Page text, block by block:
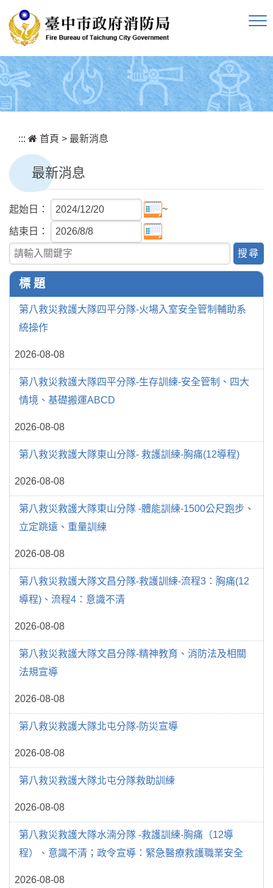
::: 首頁 > 最新消息
最新消息
起始日： ~
結束日：
關鍵字查詢
標 題
第八救災救護大隊四平分隊-火場入室安全管制輔助系
統操作
2026-08-08
第八救災救護大隊四平分隊-生存訓練-安全管制、四大
情境、基礎搬運ABCD
2026-08-08
第八救災救護大隊東山分隊- 救護訓練-胸痛(12導程)
2026-08-08
第八救災救護大隊東山分隊 -體能訓練-1500公尺跑步、
立定跳遠、重量訓練
2026-08-08
第八救災救護大隊文昌分隊-救護訓練-流程3：胸痛(12
導程)、流程4：意識不清
2026-08-08
第八救災救護大隊文昌分隊-精神教育、消防法及相關
法規宣導
2026-08-08
第八救災救護大隊北屯分隊-防災宣導
2026-08-08
第八救災救護大隊北屯分隊救助訓練
2026-08-08
第八救災救護大隊水湳分隊 -救護訓練-胸痛（12導
程）、意識不清；政令宣導：緊急醫療救護職業安全
2026-08-08